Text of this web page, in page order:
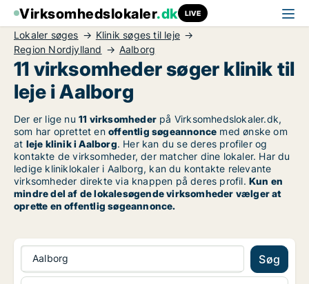
Virksomhedslokaler.dk LIVE
Lokaler søges
Klinik søges til leje
Region Nordjylland
Aalborg
11 virksomheder søger klinik til
leje i Aalborg
Der er lige nu 11 virksomheder på Virksomhedslokaler.dk,
som har oprettet en offentlig søgeannonce med ønske om
at leje klinik i Aalborg. Her kan du se deres profiler og
kontakte de virksomheder, der matcher dine lokaler. Har du
ledige kliniklokaler i Aalborg, kan du kontakte relevante
virksomheder direkte via knappen på deres profil.Kun en
mindre del af de lokalesøgende virksomheder vælger at
oprette en offentlig søgeannonce.
Aalborg Søg